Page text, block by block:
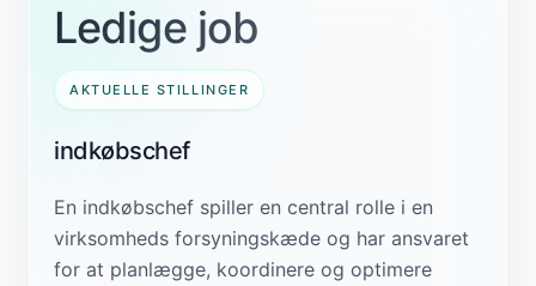
Ledige job
AKTUELLE STILLINGER
indkøbschef
En indkøbschef spiller en central rolle i en
virksomheds forsyningskæde og har ansvaret
for at planlægge, koordinere og optimere